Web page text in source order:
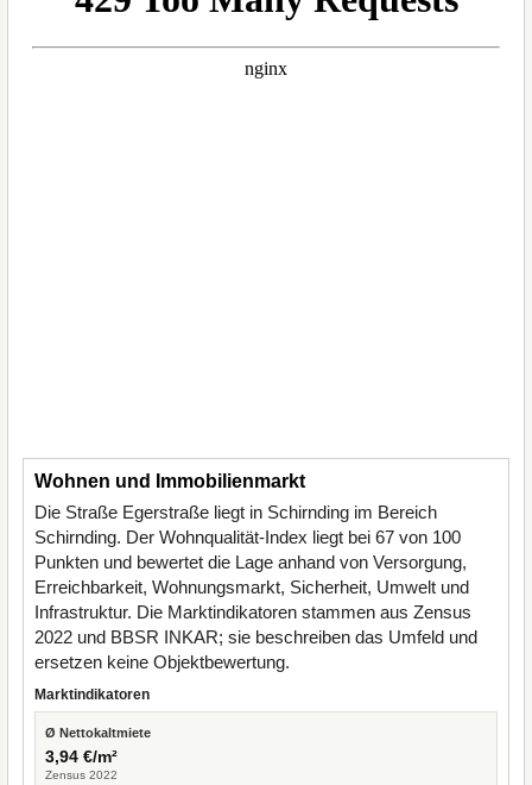
Wohnen und Immobilienmarkt
Die Straße Egerstraße liegt in Schirnding im Bereich
Schirnding. Der Wohnqualität-Index liegt bei 67 von 100
Punkten und bewertet die Lage anhand von Versorgung,
Erreichbarkeit, Wohnungsmarkt, Sicherheit, Umwelt und
Infrastruktur. Die Marktindikatoren stammen aus Zensus
2022 und BBSR INKAR; sie beschreiben das Umfeld und
ersetzen keine Objektbewertung.
Marktindikatoren
Ø Nettokaltmiete
3,94 €/m²
Zensus 2022